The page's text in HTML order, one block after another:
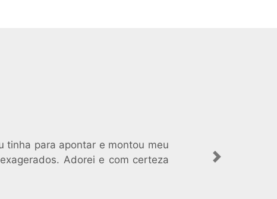
tinha para apontar e montou meu
Adorei e com certeza
Next